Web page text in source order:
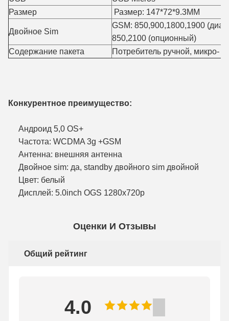
Размер
Размер: 147*72*9.3MM
Двойное Sim
GSM: 850,900,1800,1900
850,2100 (опционный)
Содержание пакета
Потребитель ручной, микро-
Конкурентное преимущество:
Андроид 5,0 OS+
Частота: WCDMA 3g +GSM
Антенна: внешняя антенна
Двойное sim: да, standby двойного sim двойной
Цвет: белый
Дисплей: 5.0inch OGS 1280x720p
Оценки И Отзывы
Общий рейтинг
4.0